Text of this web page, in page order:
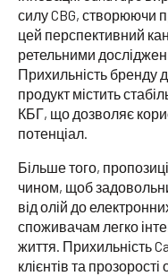
силу CBG, створюючи
цей перспективний
ретельними
Прихильність бренду
продукт містить
КБГ, що дозволяє
потенціал.
Більше того,
чином, щоб
від олій до
споживачам легко
життя. Прихильність
клієнтів та